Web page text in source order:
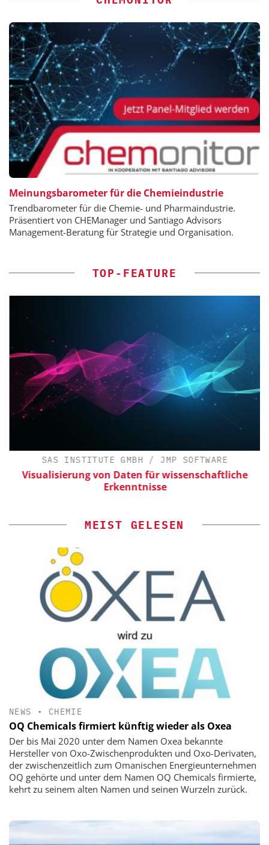
Meinungsbarometer für die Chemieindustrie
Trendbarometer für die Chemie- und Pharmaindustrie.
Präsentiert von CHEManager und Santiago Advisors
Management-Beratung für Strategie und Organisation.
TOP-FEATURE
SAS INSTITUTE GMBH / JMP SOFTWARE
Visualisierung von Daten für wissenschaftliche
Erkenntnisse
MEIST GELESEN
NEWS • CHEMIE
OQ Chemicals firmiert künftig wieder als Oxea
Der bis Mai 2020 unter dem Namen Oxea bekannte
Hersteller von Oxo-Zwischenprodukten und Oxo-Derivaten,
der zwischenzeitlich zum Omanischen Energieunternehmen
OQ gehörte und unter dem Namen OQ Chemicals firmierte,
kehrt zu seinem alten Namen und seinen Wurzeln zurück.